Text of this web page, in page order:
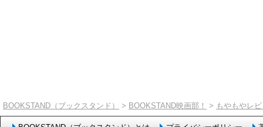
BOOKSTAND（ブックスタンド） > BOOKSTAND映画部！ > もやもやレ